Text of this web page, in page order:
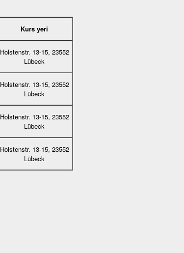
Kurs yeri
Holstenstr. 13-15, 23552
Lübeck
Holstenstr. 13-15, 23552
Lübeck
Holstenstr. 13-15, 23552
Lübeck
Holstenstr. 13-15, 23552
Lübeck